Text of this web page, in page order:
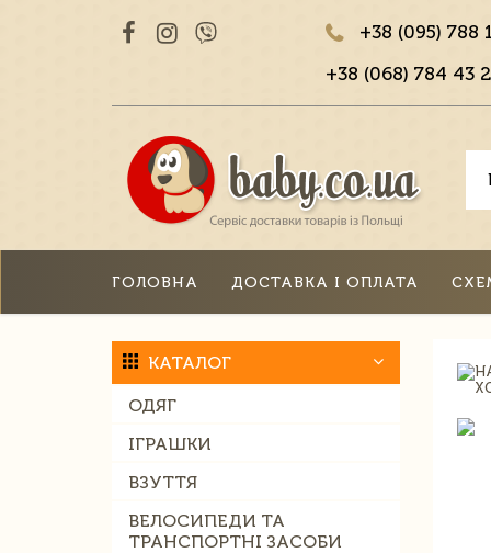
+38 (095) 788
+38 (068) 784 43
ГОЛОВНА ДОСТАВКА І ОПЛАТА
КАТАЛОГ
ОДЯГ
ІГРАШКИ
ВЗУТТЯ
ВЕЛОСИПЕДИ ТА
ТРАНСПОРТНІ ЗАСОБИ